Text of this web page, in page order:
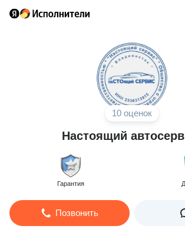
10 оценок
Настоящий
Гарантия
Позвонить